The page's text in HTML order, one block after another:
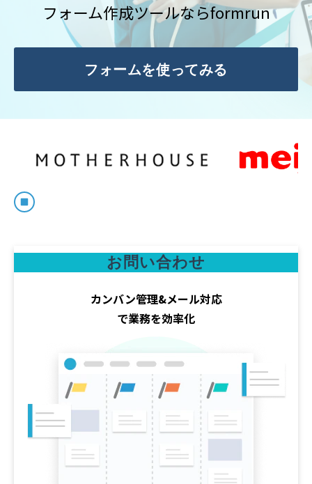
フォーム作成ツールならformrun
フォームを使ってみる
お問い合わせ
カンバン管理&メール対応
で業務を効率化